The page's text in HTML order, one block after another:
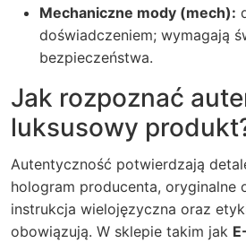
Mechaniczne mody (mech):
doświadczeniem; wymagają
bezpieczeństwa.
Jak rozpoznać
luksusowy
Autentyczność potwierdzają
hologram producenta, oryginalne
instrukcja wielojęzyczna oraz
obowiązują. W sklepie takim jak